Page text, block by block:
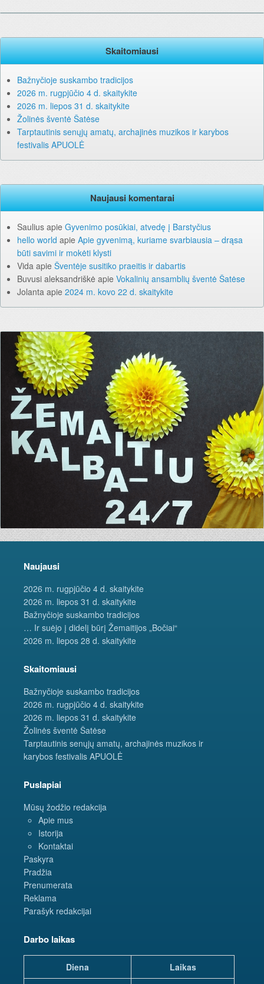
Skaitomiausi
Bažnyčioje suskambo tradicijos
2026 m. rugpjūčio 4 d. skaitykite
2026 m. liepos 31 d. skaitykite
Žolinės šventė Šatėse
Tarptautinis senųjų amatų, archajinės muzikos ir karybos
festivalis APUOLĖ
Naujausi komentarai
Saulius apie Gyvenimo posūkiai, atvedę į Barstyčius
hello world apie Apie gyvenimą, kuriame svarbiausia – drąsa
būti savimi ir mokėti klysti
Vida apie Šventėje susitiko praeitis ir dabartis
Buvusi aleksandriškė apie Vokalinių ansamblių šventė Šatėse
Jolanta apie 2024 m. kovo 22 d. skaitykite
Naujausi
2026 m. rugpjūčio 4 d. skaitykite
2026 m. liepos 31 d. skaitykite
Bažnyčioje suskambo tradicijos
… Ir suėjo į didelį būrį Žemaitijos „Bočiai“
2026 m. liepos 28 d. skaitykite
Skaitomiausi
Bažnyčioje suskambo tradicijos
2026 m. rugpjūčio 4 d. skaitykite
2026 m. liepos 31 d. skaitykite
Žolinės šventė Šatėse
Tarptautinis senųjų amatų, archajinės muzikos ir
karybos festivalis APUOLĖ
Puslapiai
Mūsų žodžio redakcija
Apie mus
Istorija
Kontaktai
Paskyra
Pradžia
Prenumerata
Reklama
Parašyk redakcijai
Darbo laikas
Diena
Laikas